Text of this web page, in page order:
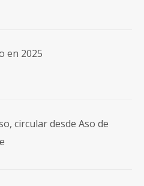
en 2025
circular desde Aso de